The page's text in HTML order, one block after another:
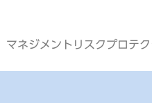
マネジメントリスクプロテ